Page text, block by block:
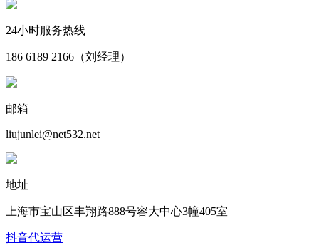
24小时服务热线
186 6189 2166（刘经理）
邮箱
liujunlei@net532.net
地址
上海市宝山区丰翔路888号容大中心3幢405室
抖音代运营